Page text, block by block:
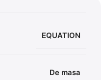
EQUATION
De masa